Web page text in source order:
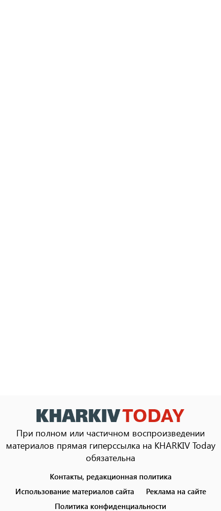
При полном или частичном воспроизведении
материалов прямая гиперссылка на KHARKIV Today
обязательна
menu
Контакты, редакционная политика
Использование материалов сайта
Реклама на сайте
Политика конфиденциальности